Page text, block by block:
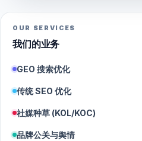
OUR SERVICES
我们的业务
GEO 搜索优化
传统 SEO 优化
社媒种草 (KOL/KOC)
品牌公关与舆情